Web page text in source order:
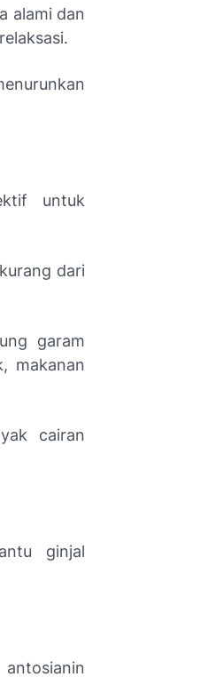
alami dan
untuk
dari
garam
makanan
cairan
ginjal